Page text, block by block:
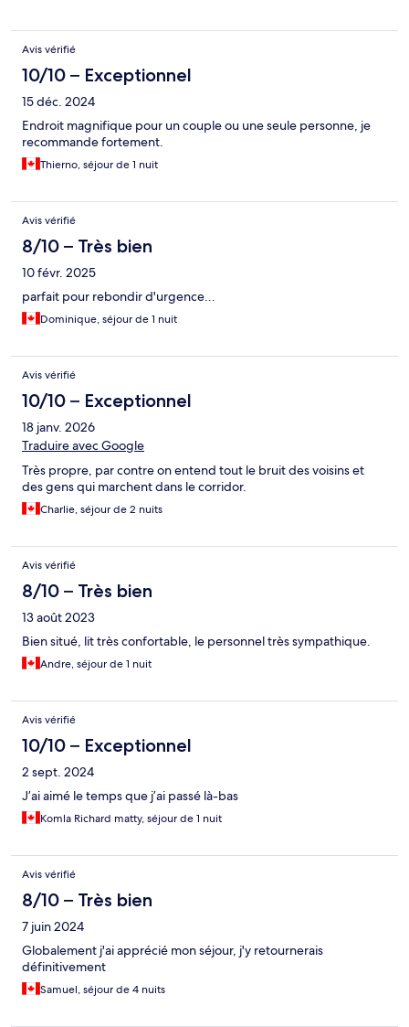
Avis vérifié
10/10 – Exceptionnel
15 déc. 2024
Endroit magnifique pour un couple ou une seule personne, je
recommande fortement.
Thierno, séjour de 1 nuit
Avis vérifié
8/10 – Très bien
10 févr. 2025
parfait pour rebondir d'urgence...
Dominique, séjour de 1 nuit
Avis vérifié
10/10 – Exceptionnel
18 janv. 2026
Traduire avec Google
Très propre, par contre on entend tout le bruit des voisins et
des gens qui marchent dans le corridor.
Charlie, séjour de 2 nuits
Avis vérifié
8/10 – Très bien
13 août 2023
Bien situé, lit très confortable, le personnel très sympathique.
Andre, séjour de 1 nuit
Avis vérifié
10/10 – Exceptionnel
2 sept. 2024
J’ai aimé le temps que j’ai passé là-bas
Komla Richard matty, séjour de 1 nuit
Avis vérifié
8/10 – Très bien
7 juin 2024
Globalement j'ai apprécié mon séjour, j'y retournerais
définitivement
Samuel, séjour de 4 nuits